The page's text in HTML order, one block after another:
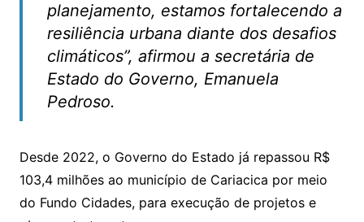
planejamento, estamos fortalecendo a
resiliência urbana diante dos desafios
climáticos”, afirmou a secretária de
Estado do Governo, Emanuela
Pedroso.
Desde 2022, o Governo do Estado já repassou R$
103,4 milhões ao município de Cariacica por meio
do Fundo Cidades, para execução de projetos e